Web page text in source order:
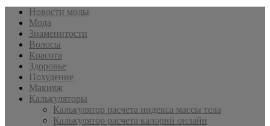
Новости моды
Мода
Знаменитости
Волосы
Красота
Здоровье
Похудение
Макияж
Калькуляторы
Калькулятор расчета индекса массы тела
Калькулятор расчета калорий онлайн